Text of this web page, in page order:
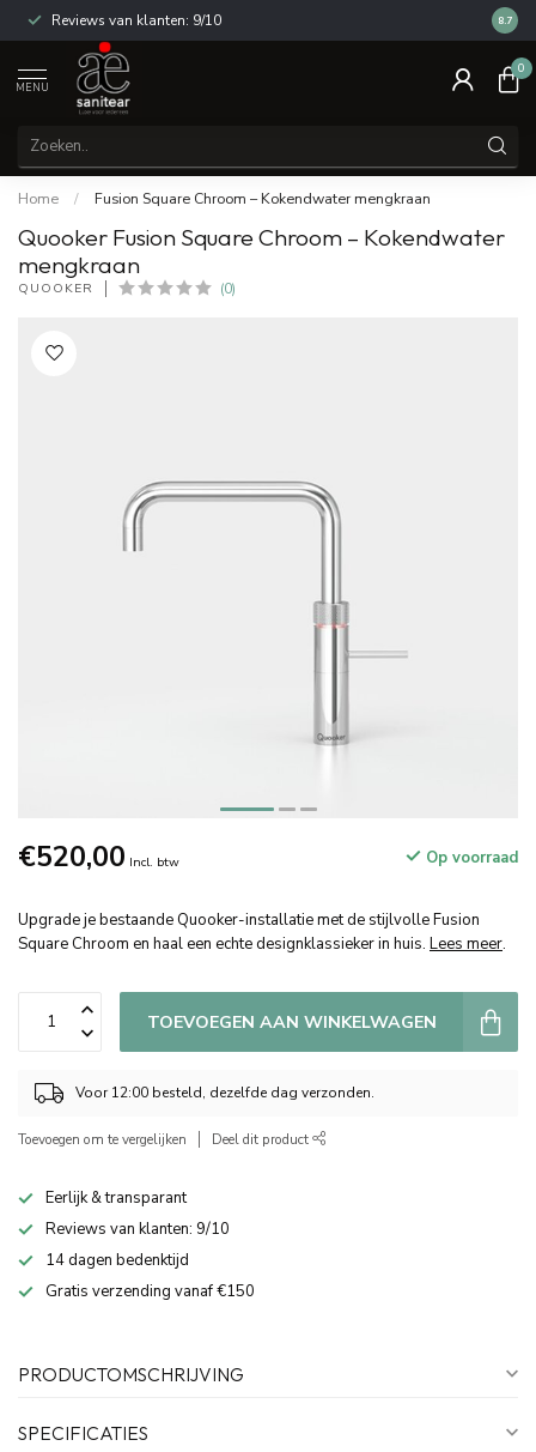
Reviews van klanten: 9/10 14
8.7
MENU
0
Home / Fusion Square Chroom – Kokendwater mengkraan
Quooker Fusion Square Chroom – Kokendwater
mengkraan
QUOOKER (0)
€520,00 Incl. btw Op voorraad
Upgrade je bestaande Quooker-installatie met de stijlvolle Fusion
Square Chroom en haal een echte designklassieker in huis. Lees meer.
TOEVOEGEN AAN WINKELWAGEN
Voor 12:00 besteld, dezelfde dag verzonden.
Toevoegen om te vergelijken Deel dit product
Eerlijk & transparant
Reviews van klanten: 9/10
14 dagen bedenktijd
Gratis verzending vanaf €150
PRODUCTOMSCHRIJVING
SPECIFICATIES